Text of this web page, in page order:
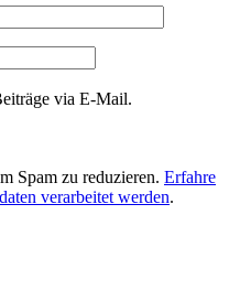
via E-Mail.
Spam zu reduzieren. Erfahre
verarbeitet werden.